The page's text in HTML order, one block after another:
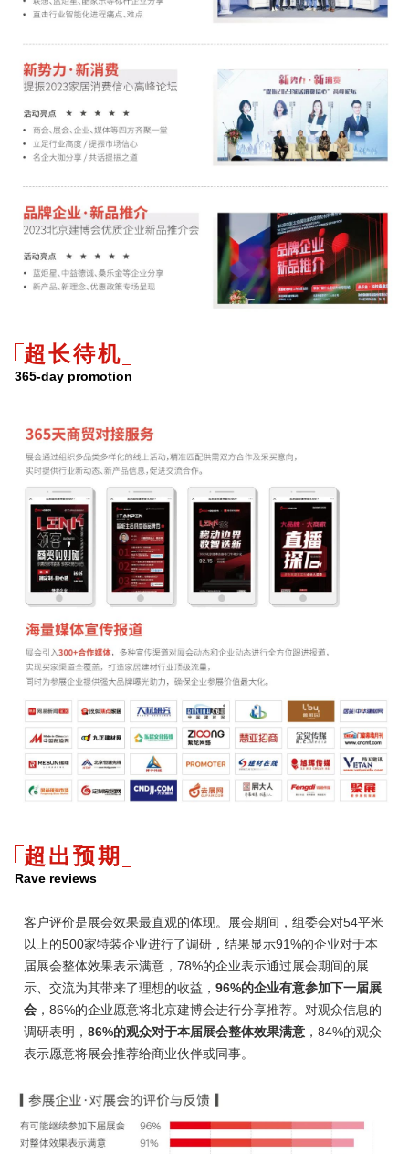
超长待机
365-day promotion
超出预期
Rave reviews
客户评价是展会效果最直观的体现。展会期间，组委会对54平米
以上的500家特装企业进行了调研，结果显示91%的企业对于本
届展会整体效果表示满意，78%的企业表示通过展会期间的展
示、交流为其带来了理想的收益， 96%的企业有意参加下一届展
会 ，86%的企业愿意将北京建博会进行分享推荐。对观众信息的
调研表明， 86%的观众对于本届展会整体效果满意 ，84%的观众
表示愿意将展会推荐给商业伙伴或同事。